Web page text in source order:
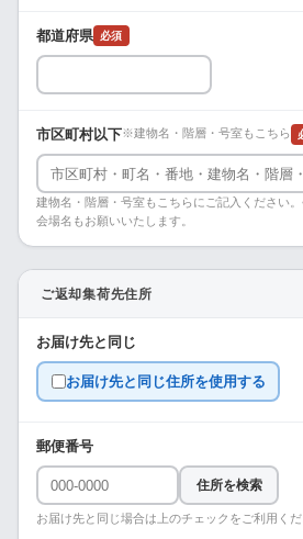
都道府県 必須
市区町村以下※建物名・階層・号室もこちら
建物名・階層・号室もこちらにご記入ください
会場名もお願いいたします。
ご返却集荷先住所
お届け先と同じ
お届け先と同じ住所を使用する
郵便番号
住所を検索
お届け先と同じ場合は上のチェックをご利用くだ